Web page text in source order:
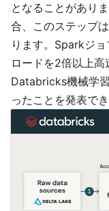
となることがあり
合、このステップ
ります。Sparkジ
ロードを2倍以上高
Databricks機械学
ったことを発表で